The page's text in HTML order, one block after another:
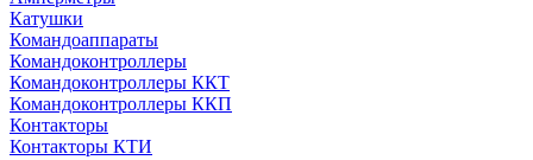
Катушки
Командоаппараты
Командоконтроллеры
Командоконтроллеры ККТ
Командоконтроллеры ККП
Контакторы
Контакторы КТИ